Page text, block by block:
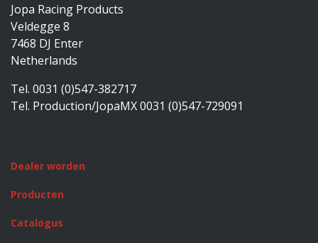
Jopa Racing Products
Veldegge 8
7468 DJ Enter
Netherlands
Tel. 0031 (0)547-382717
Tel. Production/JopaMX 0031 (0)547-729091
Dealer worden
Producten
Catalogus